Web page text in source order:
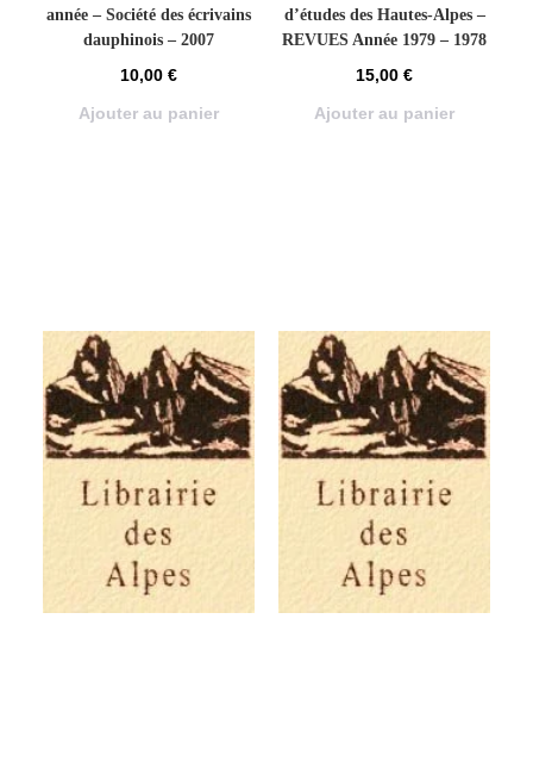
année – Société des écrivains
dauphinois – 2007
10,00 €
Ajouter au panier
d’études des Hautes-Alpes –
REVUES Année 1979 – 1978
15,00€
Ajouter au panier